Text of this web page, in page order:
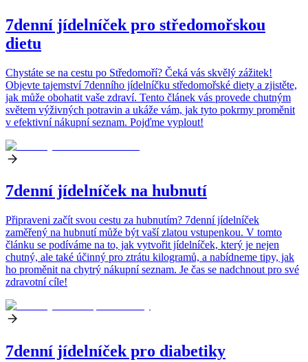
7denní jídelníček pro středomořskou
dietu
Chystáte se na cestu po Středomoří? Čeká vás skvělý zážitek!
Objevte tajemství 7denního jídelníčku středomořské diety a zjistěte,
jak může obohatit vaše zdraví. Tento článek vás provede chutným
světem výživných potravin a ukáže vám, jak tyto pokrmy proměnit
v efektivní nákupní seznam. Pojďme vyplout!
7denní jídelníček na hubnutí
Připraveni začít svou cestu za hubnutím? 7denní jídelníček
zaměřený na hubnutí může být vaší zlatou vstupenkou. V tomto
článku se podíváme na to, jak vytvořit jídelníček, který je nejen
chutný, ale také účinný pro ztrátu kilogramů, a nabídneme tipy, jak
ho proměnit na chytrý nákupní seznam. Je čas se nadchnout pro své
zdravotní cíle!
7denní jídelníček pro diabetiky